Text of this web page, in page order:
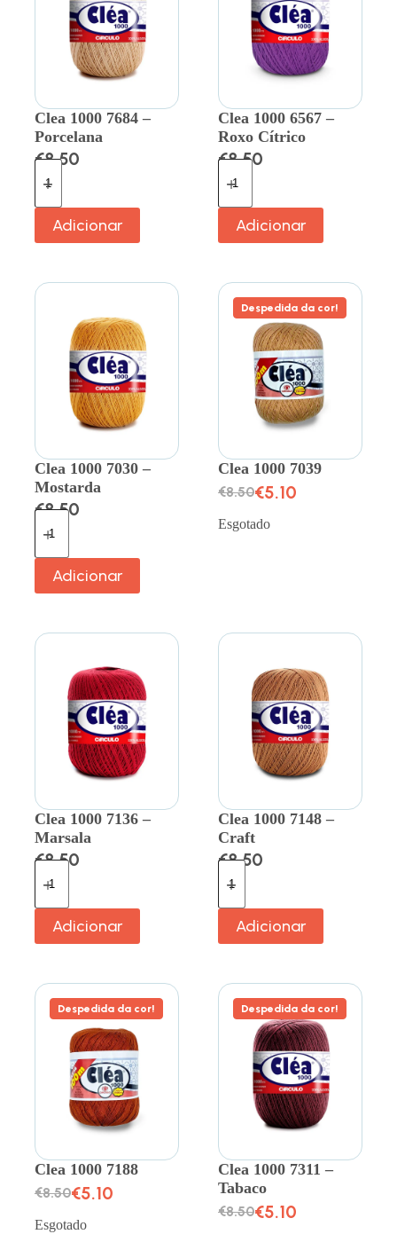
Clea 1000 7684 –
Porcelana
€8.50
Adicionar
Clea 1000 6567 –
Roxo Cítrico
€8.50
Adicionar
Clea 1000 7030 –
Mostarda
€8.50
Adicionar
Despedida da cor!
Clea 1000 7039
€8.50€5.10
Esgotado
Clea 1000 7136 –
Marsala
€8.50
Adicionar
Clea 1000 7148 –
Craft
€8.50
Adicionar
Despedida da cor!
Clea 1000 7188
€8.50€5.10
Esgotado
Despedida da cor!
Clea 1000 7311 –
Tabaco
€8.50€5.10